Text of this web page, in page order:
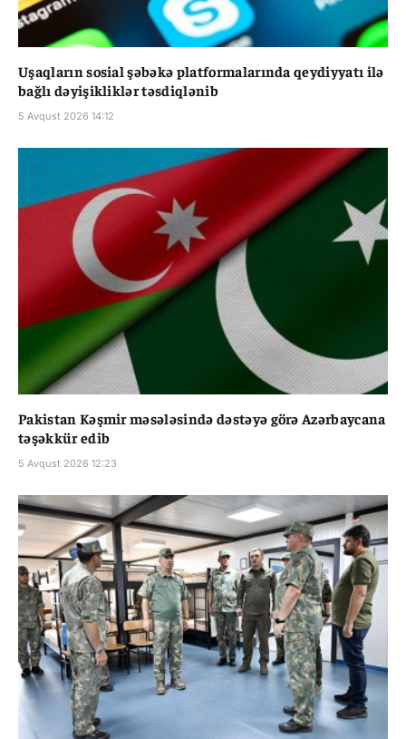
Uşaqların sosial şəbəkə platformalarında qeydiyyatı ilə
bağlı dəyişikliklər təsdiqlənib
5 Avqust 2026 14:12
Pakistan Kəşmir məsələsində dəstəyə görə Azərbaycana
təşəkkür edib
5 Avqust 2026 12:23